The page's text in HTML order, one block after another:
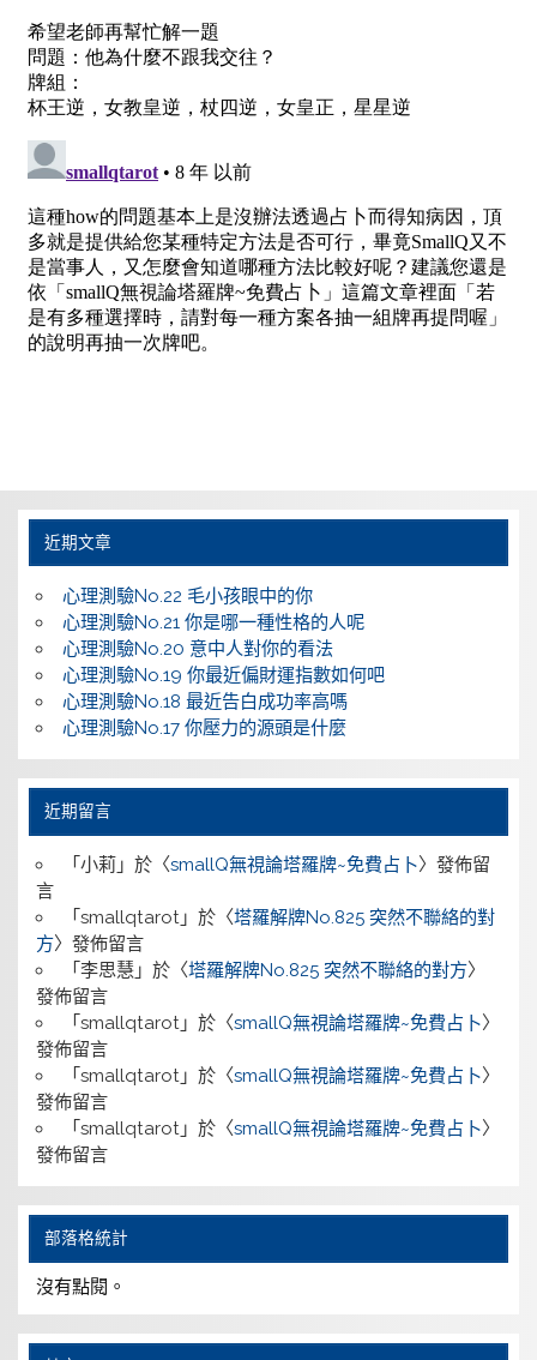
近期文章
心理測驗No.22 毛小孩眼中的你
心理測驗No.21 你是哪一種性格的人呢
心理測驗No.20 意中人對你的看法
心理測驗No.19 你最近偏財運指數如何吧
心理測驗No.18 最近告白成功率高嗎
心理測驗No.17 你壓力的源頭是什麼
近期留言
「 小莉」於〈smallQ無視論塔羅牌~免費占卜〉發佈留
言
「 smallqtarot」於〈塔羅解牌No.825 突然不聯絡的對
方〉發佈留言
「 李思慧」於〈塔羅解牌No.825 突然不聯絡的對方〉
發佈留言
「 smallqtarot」於〈smallQ無視論塔羅牌~免費占卜〉
發佈留言
「 smallqtarot」於〈smallQ無視論塔羅牌~免費占卜〉
發佈留言
「 smallqtarot」於〈smallQ無視論塔羅牌~免費占卜〉
發佈留言
部落格統計
沒有點閱。